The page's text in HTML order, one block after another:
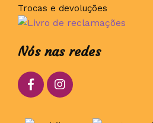
Trocas e devoluções
Nós nas redes